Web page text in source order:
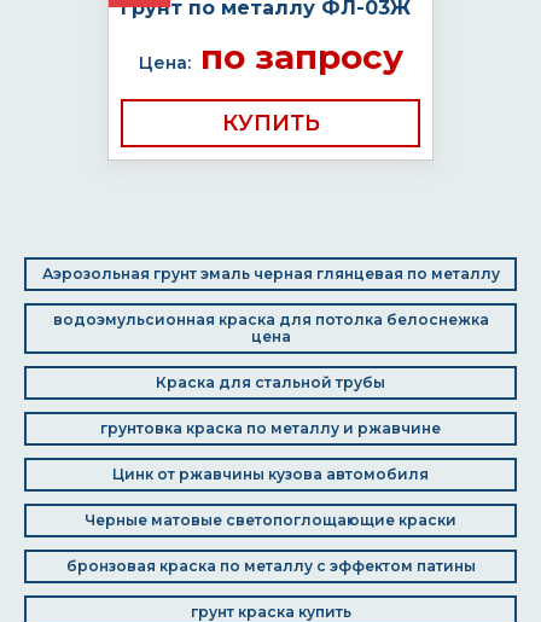
Грунт по металлу ФЛ-03Ж
Цена:по запросу
КУПИТЬ
Аэрозольная грунт эмаль черная глянцевая по металлу
водоэмульсионная краска для потолка белоснежка
цена
Краска для стальной трубы
грунтовка краска по металлу и ржавчине
Цинк от ржавчины кузова автомобиля
Черные матовые светопоглощающие краски
бронзовая краска по металлу с эффектом патины
грунт краска купить